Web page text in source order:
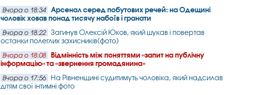
Вчора о 18:34
Арсенал серед побутових речей: на Одещині
чоловік ховав понад тисячу набоїв і гранати
Вчора о 18:22
Загинув Олексій Юков, який шукав і повертав
останки полеглих захисників(фото)
Вчора о 18:08
Відмінність між поняттями «запит на публічну
інформацію» та «звернення громадянина»
Вчора о 17:56
На Рівненщині судитимуть чоловіка, який надсилав
дітям свої інтимні фото